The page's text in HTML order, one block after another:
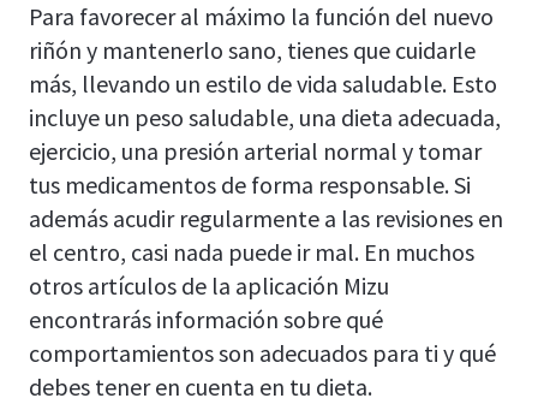
Para favorecer al máximo la función del nuevo
riñón y mantenerlo sano, tienes que cuidarle
más, llevando un estilo de vida saludable. Esto
incluye un peso saludable, una dieta adecuada,
ejercicio, una presión arterial normal y tomar
tus medicamentos de forma responsable. Si
además acudir regularmente a las revisiones en
el centro, casi nada puede ir mal. En muchos
otros artículos de la aplicación Mizu
encontrarás información sobre qué
comportamientos son adecuados para ti y qué
debes tener en cuenta en tu dieta.